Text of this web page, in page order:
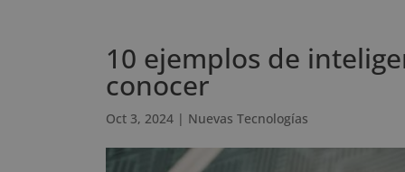
10 ejemplos de
conocer
Oct 3, 2024 | Nuevas Tecnologías